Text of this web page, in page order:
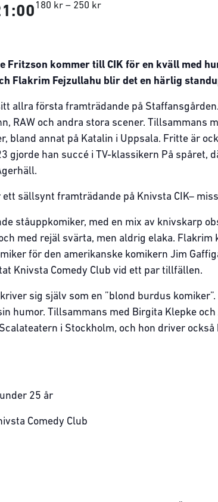
180 kr – 250 kr
Fritzson kommer till CIK för en kväll med
Flakrim Fejzullahu blir det en härlig
allra första framträdande på
RAW och andra stora scener. Tillsammans
bland annat på Katalin i Uppsala. Fritte är
gjorde han succé i TV-klassikern På spåret,
sällsynt framträdande på Knivsta CIK–
ståuppkomiker, med en mix av knivskarp
med rejäl svärta, men aldrig elaka. Flakrim
för den amerikanske komikern Jim
Knivsta Comedy Club vid ett par tillfällen.
sig själv som en ”blond burdus
humor. Tillsammans med Birgita Klepke
i Stockholm, och hon driver
25 år
Comedy Club